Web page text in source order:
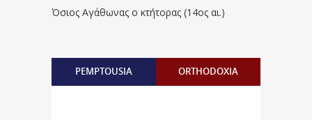
Όσιος Αγάθωνας ο κτήτορας (14ος αι.)
PEMPTOUSIA ORTHODOXIA